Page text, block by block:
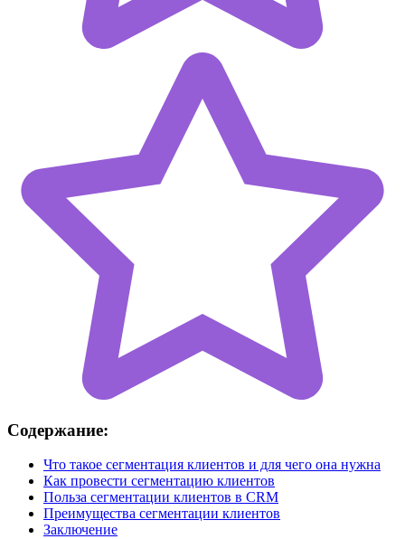
Содержание:
Что такое сегментация клиентов и для чего она нужна
Как провести сегментацию клиентов
Польза сегментации клиентов в CRM
Преимущества сегментации клиентов
Заключение